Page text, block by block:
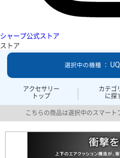
シャープ公式ストア
ストア
アクセサリー
トップ
カテゴ
に探
選択中の機種 ：
こちらの商品は選択中のスマート